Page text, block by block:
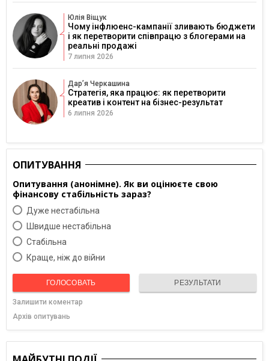
Юлія Віщук
Чому інфлюенс-кампанії зливають бюджети
і як перетворити співпрацю з блогерами на
реальні продажі
7 липня 2026
Дарʼя Черкашина
Стратегія, яка працює: як перетворити
креатив і контент на бізнес-результат
6 липня 2026
ОПИТУВАННЯ
Опитування (анонімне). Як ви оцінюєте свою
фінансову стабільність зараз?
Дуже нестабільна
Швидше нестабільна
Cтабільна
Краще, ніж до війни
ГОЛОСОВАТЬ РЕЗУЛЬТАТИ
Залишити коментар
Архів опитувань